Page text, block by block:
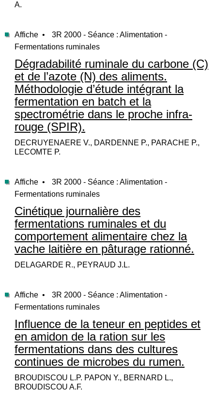
A.
Affiche •
3R 2000 - Séance : Alimentation -
Fermentations ruminales
Dégradabilité ruminale du carbone (C)
et de l’azote (N) des aliments.
Méthodologie d’étude intégrant la
fermentation en batch et la
spectrométrie dans le proche infra-
rouge (SPIR).
DECRUYENAERE V., DARDENNE P., PARACHE P.,
LECOMTE P.
Affiche •
3R 2000 - Séance : Alimentation -
Fermentations ruminales
Cinétique journalière des
fermentations ruminales et du
comportement alimentaire chez la
vache laitière en pâturage rationné.
DELAGARDE R., PEYRAUD J.L.
Affiche •
3R 2000 - Séance : Alimentation -
Fermentations ruminales
Influence de la teneur en peptides et
en amidon de la ration sur les
fermentations dans des cultures
continues de microbes du rumen.
BROUDISCOU L.P. PAPON Y., BERNARD L.,
BROUDISCOU A.F.